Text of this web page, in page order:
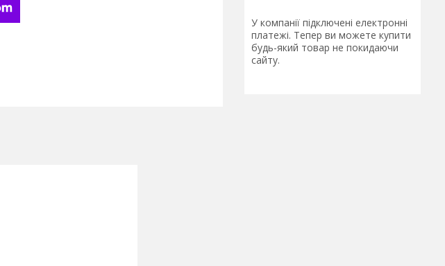
У компанії підключені електронні
платежі. Тепер ви можете купити
будь-який товар не покидаючи
сайту.